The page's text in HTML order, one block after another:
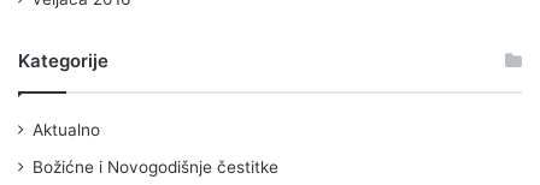
Kategorije
Aktualno
Božićne i Novogodišnje čestitke